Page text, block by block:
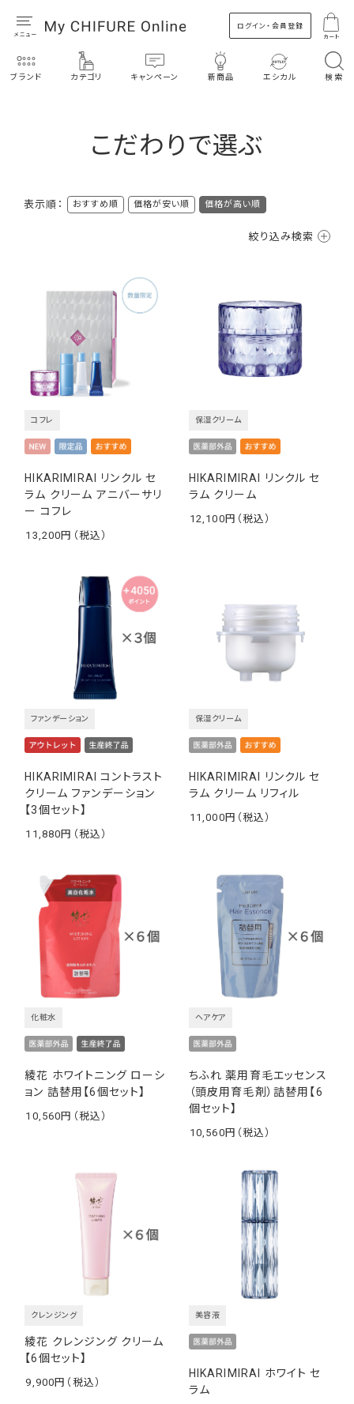
ログイン・会員登録
カート
ブランド カテゴリ キャンペーン 新商品 エシカル 検索
こだわりで選ぶ
表示順： おすすめ順 価格が安い順 価格が高い順
絞り込み検索
HIKARIMIRAI リンクル セ
ラム クリーム アニバーサリ
ー コフレ
コフレ
13,200
HIKARIMIRAI リンクル セ
ラム クリーム
保湿クリーム
12,100
HIKARIMIRAI コントラスト
クリーム ファンデーション
【3個セット】
ファンデーション
11,880
HIKARIMIRAI リンクル セ
ラム クリーム リフィル
保湿クリーム
11,000
綾花 ホワイトニング ローシ
ョン 詰替用【6個セット】
化粧水
10,560
ちふれ 薬用育毛エッセンス
（頭皮用育毛剤）詰替用【6
個セット】
ヘアケア
10,560
綾花 クレンジング クリーム
【6個セット】
クレンジング
9,900
HIKARIMIRAI ホワイト セ
ラム
美容液